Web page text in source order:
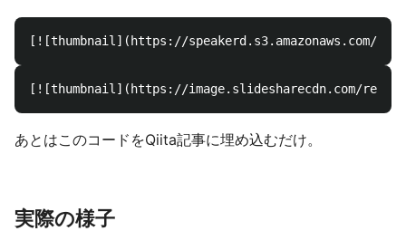
あとはこのコードをQiita記事に埋め込むだけ。
実際の様子